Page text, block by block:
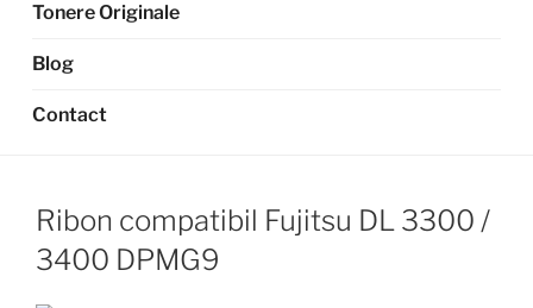
Tonere Originale
Blog
Contact
Ribon compatibil Fujitsu DL 3300 /
3400 DPMG9